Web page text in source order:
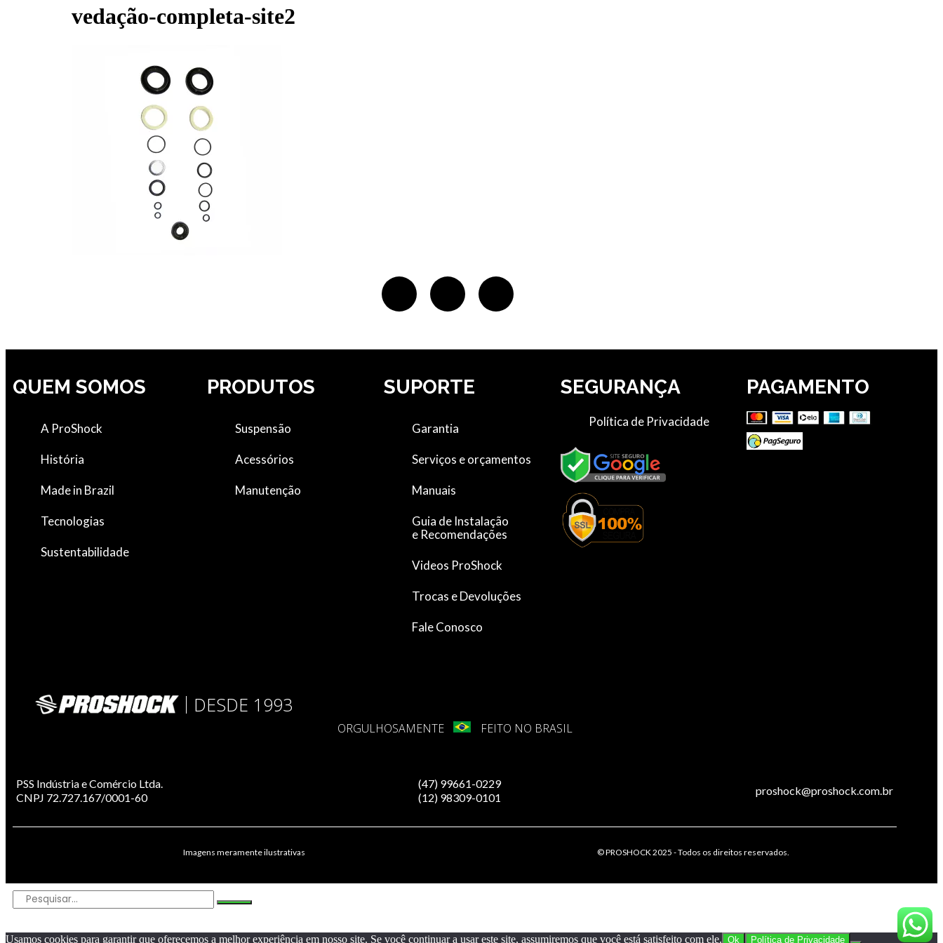
vedação-completa-site2
QUEM SOMOS
A ProShock
História
Made in Brazil
Tecnologias
Sustentabilidade
PRODUTOS
Suspensão
Acessórios
Manutenção
SUPORTE
Garantia
Serviços e orçamentos
Manuais
Guia de Instalação
e Recomendações
Videos ProShock
Trocas e Devoluções
Fale Conosco
SEGURANÇA
Política de Privacidade
PAGAMENTO
DESDE 1993
ORGULHOSAMENTE FEITO NO BRASIL
PSS Indústria e Comércio Ltda.
CNPJ 72.727.167/0001-60
(47) 99661-0229
(12) 98309-0101
proshock@proshock.com.br
Imagens meramente ilustrativas © PROSHOCK 2025 - Todos os direitos reservados.
Usamos cookies para garantir que oferecemos a melhor experiência em nosso site. Se você continuar a usar este site, assumiremos que você está satisfeito com ele. Ok Política de Privacidade